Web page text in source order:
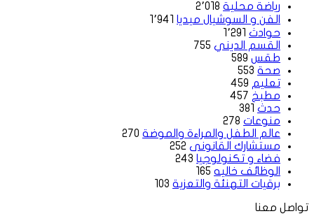
رياضة محلية 2٬018
الفن و السوشيال ميديا 1٬941
حوادث 1٬291
القسم الديني 755
طقس 589
صحة 553
تعليم 459
مطبخ 457
حدث 381
منوعات 278
عالم الطفل والمراءة والموضة 270
مستشارك القانونى 252
فضاء و تكنولوجيا 243
الوظائف خاليه 165
برقيات التهنئة والتعزية 103
تواصل معنا